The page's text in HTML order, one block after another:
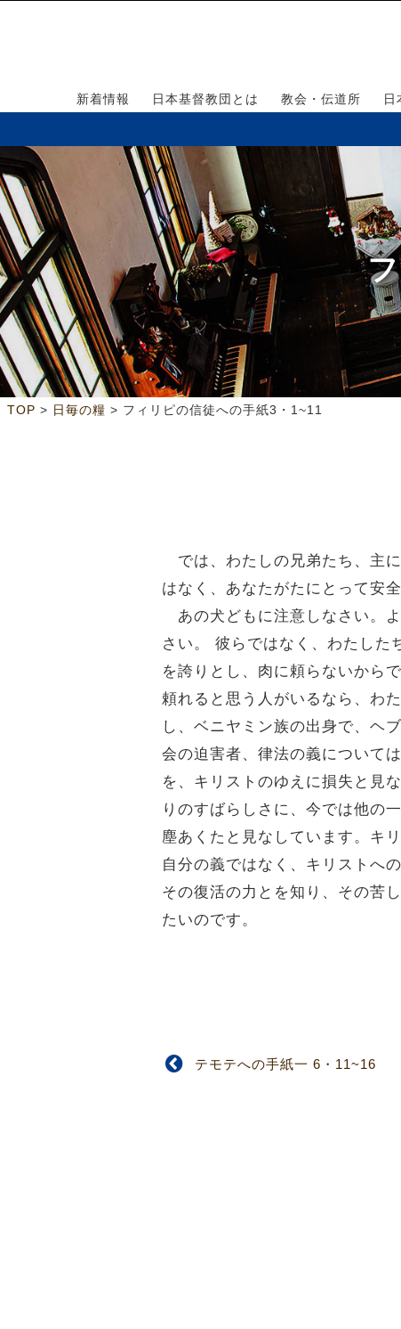
新着情報 日本基督教団とは 教会・伝道所 日
TOP > 日毎の糧 > フィリピの信徒への手紙3・1~11
では、わたしの兄弟たち、主
はなく、あなたがたにとって安
あの犬どもに注意しなさい。
さい。 彼らではなく、わたした
を誇りとし、肉に頼らないから
頼れると思う人がいるなら、わ
し、ベニヤミン族の出身で、ヘ
会の迫害者、律法の義について
を、キリストのゆえに損失と見
りのすばらしさに、今では他の
塵あくたと見なしています。キ
自分の義ではなく、キリストへ
その復活の力とを知り、その苦
たいのです。
テモテへの手紙一 6・11~16